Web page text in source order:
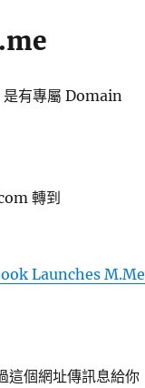
有專屬 Domain
轉到
Launches M.Me
這個網址傳訊息給你